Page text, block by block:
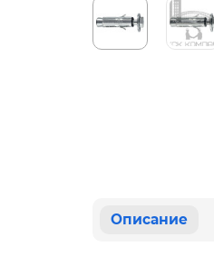
Описание